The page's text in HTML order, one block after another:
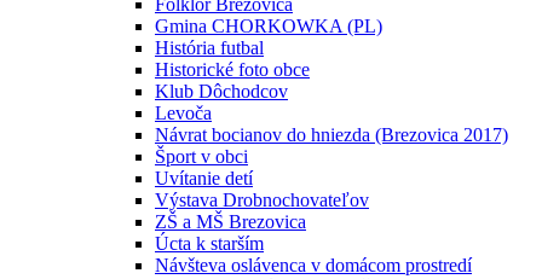
Folklór Brezovica
Gmina CHORKOWKA (PL)
História futbal
Historické foto obce
Klub Dôchodcov
Levoča
Návrat bocianov do hniezda (Brezovica 2017)
Šport v obci
Uvítanie detí
Výstava Drobnochovateľov
ZŠ a MŠ Brezovica
Úcta k starším
Návšteva oslávenca v domácom prostredí